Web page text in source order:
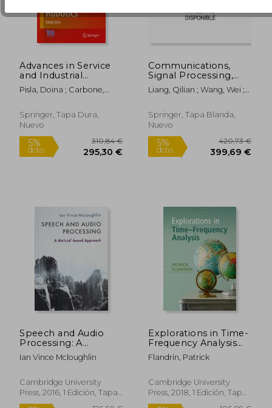
Advances in Service
and Industrial
Robotics: Raad 2024
(en Inglés)
Pisla, Doina ; Carbone,
Daniel
Springer, Tapa Dura,
Nuevo
Communications,
Signal Processing,
and Systems:
Proceedings of the
Conference on
Communications,
and Systems, Vo (en
Inglés)
Liang, Qilian ; Wang, Wei ;
Springer, Tapa Blanda,
Nuevo
Speech and Audio
Processing: A
Matlab®-Based
Approach (en Inglés)
Ian Vince Mcloughlin
Cambridge University
Press, 2016, 1 Edición, Tapa
Dura, Nuevo
Explorations in Time-
Frequency Analysis
(en Inglés)
Flandrin, Patrick
Cambridge University
Press, 2018, 1 Edición, Tapa
Dura, Nuevo